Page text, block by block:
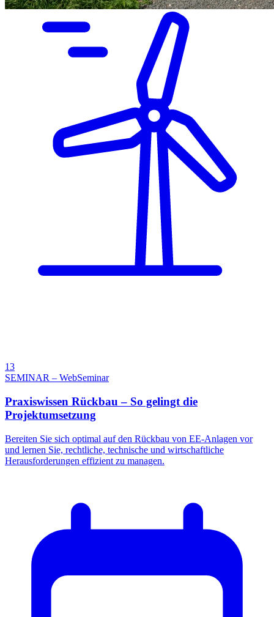
13
SEMINAR – WebSeminar
Praxiswissen Rückbau – So gelingt die
Projektumsetzung
Bereiten Sie sich optimal auf den Rückbau von EE-Anlagen vor
und lernen Sie, rechtliche, technische und wirtschaftliche
Herausforderungen effizient zu managen.